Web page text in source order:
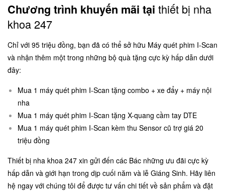
Chương trình khuyến mãi tại thiết bị nha
khoa 247
Chỉ với 95 triệu đồng, bạn đã có thể sở hữu Máy quét phim I-Scan
và nhận thêm một trong những bộ quà tặng cực kỳ hấp dẫn dưới
đây:
Mua 1 máy quét phim I-Scan tặng combo + xe đẩy + máy nội
nha
Mua 1 máy quét phim I-Scan tặng X-quang cầm tay DTE
Mua 1 máy quét phim I-Scan kèm thu Sensor cũ trợ giá 20
triệu đồng
Thiết bị nha khoa 247 xin gửi đến các Bác những ưu đãi cực kỳ
hấp dẫn và giới hạn trong dịp cuối năm và lễ Giáng Sinh. Hãy liên
hệ ngay với chúng tôi để được tư vấn chi tiết về sản phẩm và đặt